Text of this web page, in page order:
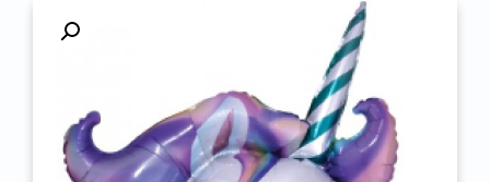
חולצה מודפסת - הנסיכה בלבן
זאת אישתי
22.90₪
+
ADD